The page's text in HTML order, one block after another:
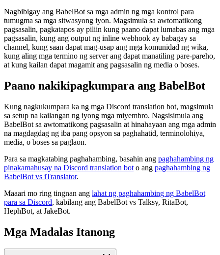
Nagbibigay ang BabelBot sa mga admin ng mga kontrol para
tumugma sa mga sitwasyong iyon. Magsimula sa awtomatikong
pagsasalin, pagkatapos ay piliin kung paano dapat lumabas ang mga
pagsasalin, kung ang output ng inline webhook ay babagay sa
channel, kung saan dapat mag-usap ang mga komunidad ng wika,
kung aling mga termino ng server ang dapat manatiling pare-pareho,
at kung kailan dapat magamit ang pagsasalin ng media o boses.
Paano nakikipagkumpara ang BabelBot
Kung nagkukumpara ka ng mga Discord translation bot, magsimula
sa setup na kailangan ng iyong mga miyembro. Nagsisimula ang
BabelBot sa awtomatikong pagsasalin at hinahayaan ang mga admin
na magdagdag ng iba pang opsyon sa paghahatid, terminolohiya,
media, o boses sa paglaon.
Para sa magkatabing paghahambing, basahin ang paghahambing ng
pinakamahusay na Discord translation bot o ang paghahambing ng
BabelBot vs iTranslator.
Maaari mo ring tingnan ang lahat ng paghahambing ng BabelBot
para sa Discord, kabilang ang BabelBot vs Talksy, RitaBot,
HephBot, at JakeBot.
Mga Madalas Itanong